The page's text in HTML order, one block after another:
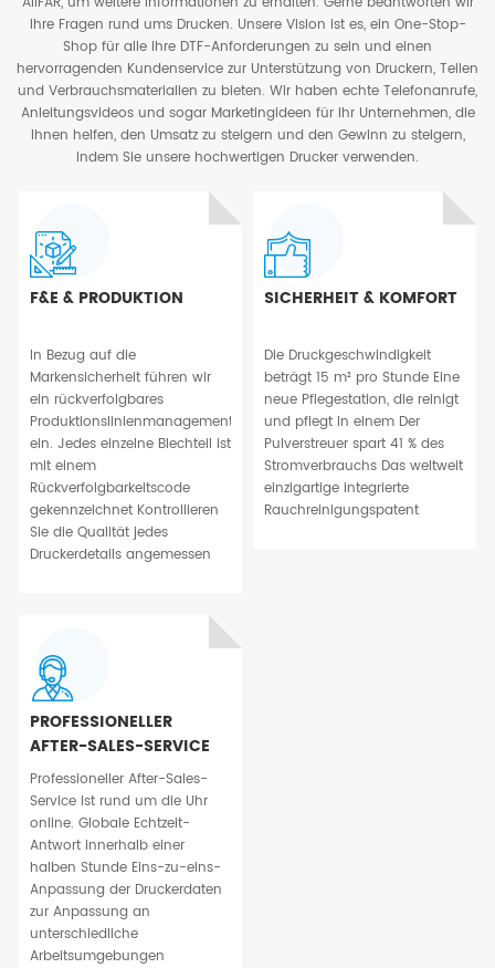
Ihre Fragen rund ums Drucken. Unsere Vision ist es, ein One-Stop-
Shop für alle Ihre DTF-Anforderungen zu sein und einen
hervorragenden Kundenservice zur Unterstützung von Druckern, Teilen
und Verbrauchsmaterialien zu bieten. Wir haben echte Telefonanrufe,
Anleitungsvideos und sogar Marketingideen für Ihr Unternehmen, die
Ihnen helfen, den Umsatz zu steigern und den Gewinn zu steigern,
indem Sie unsere hochwertigen Drucker verwenden.
F&E & PRODUKTION
In Bezug auf die
Markensicherheit führen wir
ein rückverfolgbares
Produktionslinienmanagement
ein. Jedes einzelne Blechteil ist
mit einem
Rückverfolgbarkeitscode
gekennzeichnet Kontrollieren
Sie die Qualität jedes
Druckerdetails angemessen
SICHERHEIT & KOMFORT
Die Druckgeschwindigkeit
beträgt 15 m² pro Stunde Eine
neue Pflegestation, die reinigt
und pflegt in einem Der
Pulverstreuer spart 41 % des
Stromverbrauchs Das weltweit
einzigartige integrierte
Rauchreinigungspatent
PROFESSIONELLER
AFTER-SALES-SERVICE
Professioneller After-Sales-
Service ist rund um die Uhr
online. Globale Echtzeit-
Antwort innerhalb einer
halben Stunde Eins-zu-eins-
Anpassung der Druckerdaten
zur Anpassung an
unterschiedliche
Arbeitsumgebungen